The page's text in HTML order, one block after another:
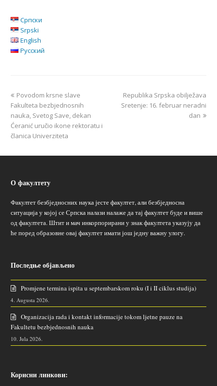
Српски
Srpski
English
Русский
Povodom krsne slave
Fakulteta bezbjednosnih
nauka, Svetog Save, dekan
Ćeranić uručio ikone rektoratu i
članica Univerziteta
Republika Srpska obilježava
Sretenje: 16. februar neradni
dan
О факултету
Факултет безбједносних наука јесте факултет, али безбједносна
ситуација у којој се Српска налази налаже да тај факултет буде и више
од факултета. Штит и мач инкорпорирани у знак факултета указују да
ће поред образовне овај факултет имати још једну важну улогу.
Последње објављено
Promjene termina ispita u septembarskom roku (I i II ciklus studija)
4. Augusta 2026.
Organizacija rada i kontakt informacije tokom ljetne pauze na
Fakultetu bezbjednosnih nauka
10. Jula 2026.
Корисни линкови: